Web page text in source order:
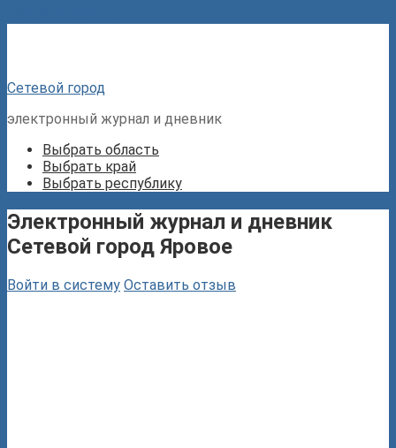
Сетевой город
электронный журнал и дневник
Выбрать область
Выбрать край
Выбрать республику
Электронный журнал и дневник
Сетевой город Яровое
Войти в систему Оставить отзыв